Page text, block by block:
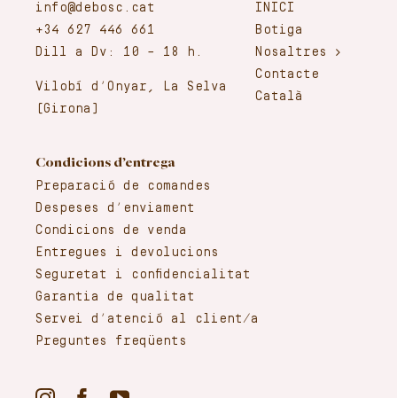
INICI
Botiga
Nosaltres
Contacte
Català
info@debosc.cat
+34 627 446 661
Dill a Dv: 10 – 18 h.
Vilobí d’Onyar, La Selva
(Girona)
Condicions d’entrega
Preparació de comandes
Despeses d’enviament
Condicions de venda
Entregues i devolucions
Seguretat i confidencialitat
Garantia de qualitat
Servei d’atenció al client/a
Preguntes freqüents